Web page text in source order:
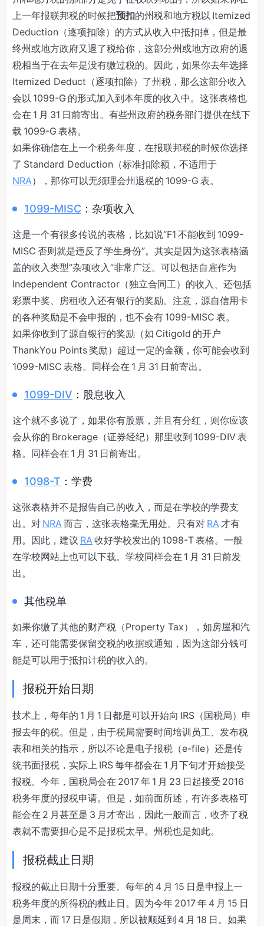
上一年报联邦税的时候把预扣的州税和地方税以 Itemized
Deduction（逐项扣除）的方式从收入中抵扣掉，但是最
终州或地方政府又退了税给你，这部分州或地方政府的退
税相当于在去年是没有缴过税的。因此，如果你去年选择
Itemized Deduct（逐项扣除）了州税，那么这部分收入
会以 1099-G 的形式加入到本年度的收入中。这张表格也
会在 1 月 31 日前寄出。有些州政府的税务部门提供在线下
载 1099-G 表格。
如果你确信在上一个税务年度，在报联邦税的时候你选择
了 Standard Deduction（标准扣除额，不适用于
NRA），那你可以无须理会州退税的 1099-G 表。
1099-MISC ：杂项收入
这是一个有很多传说的表格，比如说“F1 不能收到 1099-
MISC 否则就是违反了学生身份”。其实是因为这张表格涵
盖的收入类型“杂项收入”非常广泛。可以包括自雇作为
Independent Contractor（独立合同工）的收入、还包括
彩票中奖、房租收入还有银行的奖励。注意，源自信用卡
的各种奖励是不会申报的，也不会有 1099-MISC 表。
如果你收到了源自银行的奖励（如 Citigold 的开户
ThankYou Points 奖励）超过一定的金额，你可能会收到
1099-MISC 表格。同样会在 1 月 31 日前寄出。
1099-DIV ：股息收入
这个就不多说了，如果你有股票，并且有分红，则你应该
会从你的 Brokerage（证券经纪）那里收到 1099-DIV 表
格。同样会在 1 月 31 日前寄出。
1098-T ：学费
这张表格并不是报告自己的收入，而是在学校的学费支
出。对 NRA 而言，这张表格毫无用处。只有对 RA 才有
用。因此，建议 RA 收好学校发出的 1098-T 表格。一般
在学校网站上也可以下载。学校同样会在 1 月 31 日前发
出。
其他税单
如果你缴了其他的财产税（Property Tax），如房屋和汽
车，还可能需要保留交税的收据或通知，因为这部分钱可
能是可以用于抵扣计税的收入的。
报税开始日期
技术上，每年的 1 月 1 日都是可以开始向 IRS（国税局）申
报去年的税。但是，由于税局需要时间培训员工、发布税
表和相关的指示，所以不论是电子报税（e-file）还是传
统书面报税，实际上 IRS 每年都会在 1 月下旬才开始接受
报税。今年，国税局会在 2017 年 1 月 23 日起接受 2016
税务年度的报税申请。但是，如前面所述，有许多表格可
能会在 2 月甚至是 3 月才寄出，因此一般而言，收齐了税
表就不需要担心是不是报税太早。州税也是如此。
报税截止日期
报税的截止日期十分重要。每年的 4 月 15 日是申报上一
税务年度的所得税的截止日。因为今年 2017 年 4 月 15 日
是周末，而 17 日是假期，所以被顺延到 4 月 18 日。如果